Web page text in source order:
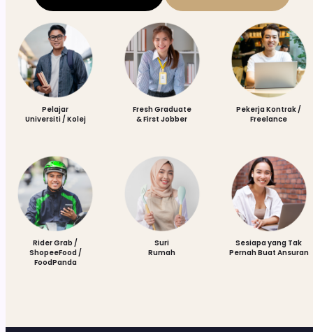
Pelajar
Universiti / Kolej
Fresh Graduate
& First Jobber
Pekerja Kontrak /
Freelance
Rider Grab /
ShopeeFood /
FoodPanda
Suri
Rumah
Sesiapa yang Tak
Pernah Buat Ansuran